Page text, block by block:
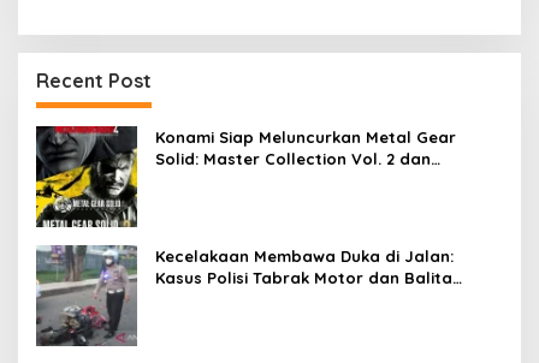
Recent Post
Konami Siap Meluncurkan Metal Gear
Solid: Master Collection Vol. 2 dan
Kecelakaan Membawa Duka di Jalan:
Kasus Polisi Tabrak Motor dan Balita